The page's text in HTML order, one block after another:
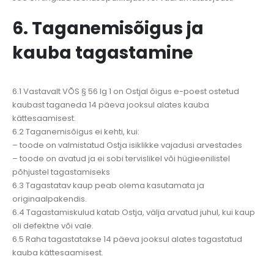
6. Taganemisõigus ja
kauba tagastamine
6.1 Vastavalt VÕS § 56 lg 1 on Ostjal õigus e-poest ostetud
kaubast taganeda 14 päeva jooksul alates kauba
kättesaamisest.
6.2 Taganemisõigus ei kehti, kui:
– toode on valmistatud Ostja isiklikke vajadusi arvestades
– toode on avatud ja ei sobi tervislikel või hügieenilistel
põhjustel tagastamiseks
6.3 Tagastatav kaup peab olema kasutamata ja
originaalpakendis.
6.4 Tagastamiskulud katab Ostja, välja arvatud juhul, kui kaup
oli defektne või vale.
6.5 Raha tagastatakse 14 päeva jooksul alates tagastatud
kauba kättesaamisest.